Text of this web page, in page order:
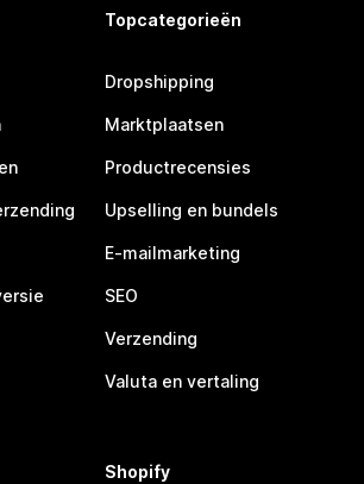
Topcategorieën
Dropshipping
Marktplaatsen
Productrecensies
Upselling en bundels
E-mailmarketing
SEO
Verzending
Valuta en vertaling
Shopify